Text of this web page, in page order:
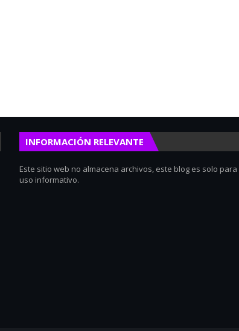
INFORMACIÓN RELEVANTE
Este sitio web no almacena archivos, este blog es solo para
uso informativo.